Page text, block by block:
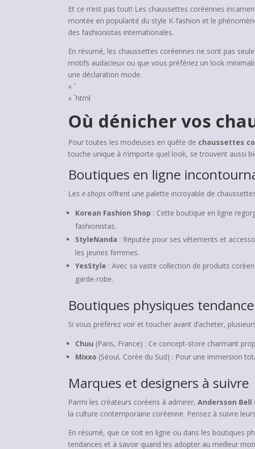
Et ce n’est pas tout! Les chaussettes coréennes
montée en popularité du style K-fashion et le
des fashionistas internationales.
En résumé, les chaussettes coréennes ne sont pas
motifs audacieux ou que vous préfériez un look
une déclaration mode.
« `
« `html
Où dénicher vos
Pour toutes les modeuses en quête de chaussettes
touche unique à n’importe quel look, se trouvent aussi
Boutiques en ligne
Lese-shops offrent une palette incroyable de
Korean Fashion Shop : Cette boutique en ligne
fashionistas.
StyleNanda : Réputée pour ses vêtements et
les jeunes femmes.
YesStyle : Avec sa vaste collection de produits
garde-robe.
Boutiques physiques tendance
Si vous préférez voir et toucher avant d’acheter,
Chuu (Paris, France) : Ce concept-store charmant
Mixxo (Séoul, Corée du Sud) : Pour une immersion
Marques et designers à suivre
Parmi les créateurs coréens à admirer,Andersson Bell
la culture contemporaine coréenne. Pensez à suivre
En résumé, que ce soit en ligne ou dans les boutiques
tendances et à savoir quand les adopter au meilleur